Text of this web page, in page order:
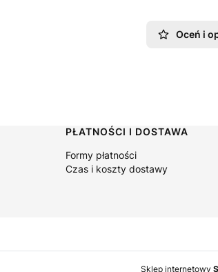
Oceń i
PŁATNOŚCI I DOSTAWA
Formy płatności
Czas i koszty dostawy
Sklep internetowy